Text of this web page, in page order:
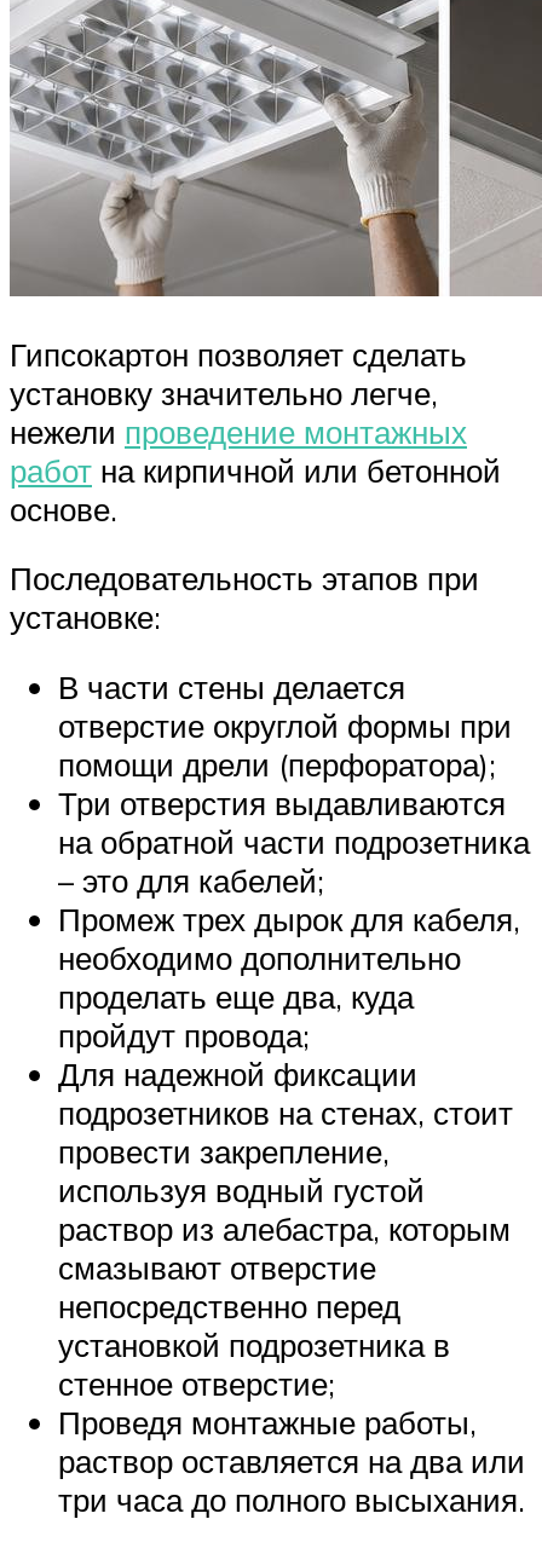
Гипсокартон позволяет сделать
установку значительно легче,
нежели проведение монтажных
работ на кирпичной или бетонной
основе.
Последовательность этапов при
установке:
В части стены делается
отверстие округлой формы при
помощи дрели (перфоратора);
Три отверстия выдавливаются
на обратной части подрозетника
– это для кабелей;
Промеж трех дырок для кабеля,
необходимо дополнительно
проделать еще два, куда
пройдут провода;
Для надежной фиксации
подрозетников на стенах, стоит
провести закрепление,
используя водный густой
раствор из алебастра, которым
смазывают отверстие
непосредственно перед
установкой подрозетника в
стенное отверстие;
Проведя монтажные работы,
раствор оставляется на два или
три часа до полного высыхания.